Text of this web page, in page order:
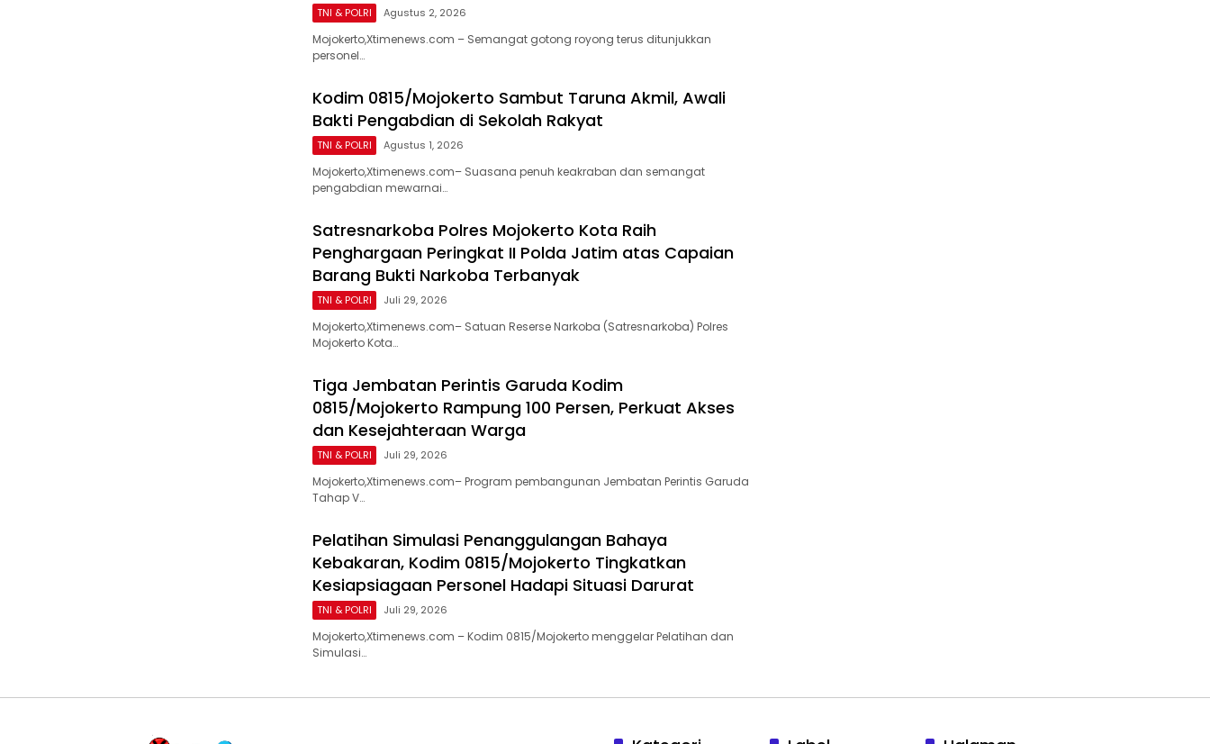
TNI & POLRI Agustus 2, 2026
Mojokerto,Xtimenews.com – Semangat gotong royong terus ditunjukkan
personel…
Kodim 0815/Mojokerto Sambut Taruna Akmil, Awali
Bakti Pengabdian di Sekolah Rakyat
TNI & POLRI Agustus 1, 2026
Mojokerto,Xtimenews.com– Suasana penuh keakraban dan semangat
pengabdian mewarnai…
Satresnarkoba Polres Mojokerto Kota Raih
Penghargaan Peringkat II Polda Jatim atas Capaian
Barang Bukti Narkoba Terbanyak
TNI & POLRI Juli 29, 2026
Mojokerto,Xtimenews.com– Satuan Reserse Narkoba (Satresnarkoba) Polres
Mojokerto Kota…
Tiga Jembatan Perintis Garuda Kodim
0815/Mojokerto Rampung 100 Persen, Perkuat Akses
dan Kesejahteraan Warga
TNI & POLRI Juli 29, 2026
Mojokerto,Xtimenews.com– Program pembangunan Jembatan Perintis Garuda
Tahap V…
Pelatihan Simulasi Penanggulangan Bahaya
Kebakaran, Kodim 0815/Mojokerto Tingkatkan
Kesiapsiagaan Personel Hadapi Situasi Darurat
TNI & POLRI Juli 29, 2026
Mojokerto,Xtimenews.com – Kodim 0815/Mojokerto menggelar Pelatihan dan
Simulasi…